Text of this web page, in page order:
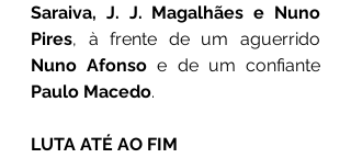
Saraiva, J. J. Magalhães e Nuno
Pires
Nuno Afonso
Paulo Macedo.
LUTA ATÉ AO FIM